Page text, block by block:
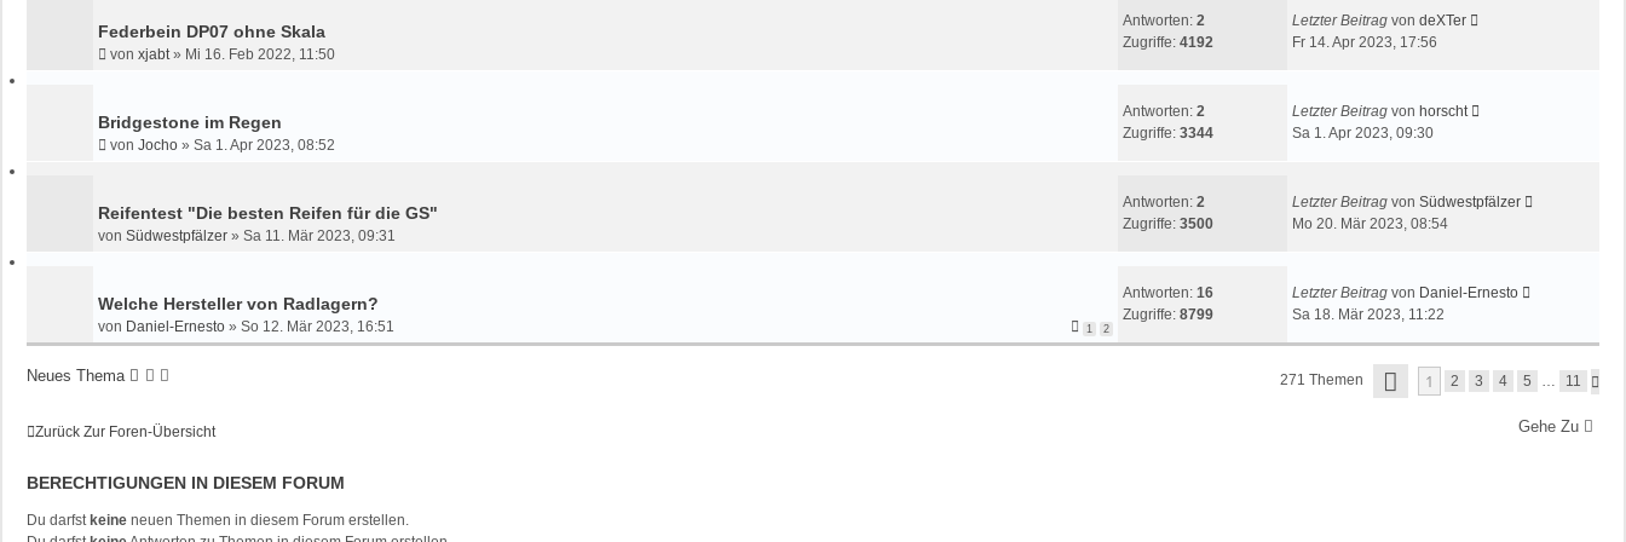
Federbein DP07 ohne Skala
von xjabt» Mi 16. Feb 2022, 11:50
Antworten: 2
Zugriffe: 4192
Letzter Beitrag von deXTer
Fr 14. Apr 2023, 17:56
Bridgestone im Regen
von Jocho » Sa 1. Apr 2023, 08:52
Antworten: 2
Zugriffe: 3344
Letzter Beitrag von horscht
Sa 1. Apr 2023, 09:30
Reifentest "Die besten Reifen für die GS"
von Südwestpfälzer » Sa 11. Mär 2023, 09:31
Antworten: 2
Zugriffe: 3500
Letzter Beitrag von Südwestpfälzer
Mo 20. Mär 2023, 08:54
Welche Hersteller von Radlagern?
von Daniel-Ernesto » So 12. Mär 2023, 16:51 1 2
Antworten: 16
Zugriffe: 8799
Letzter Beitrag von Daniel-Ernesto
Sa 18. Mär 2023, 11:22
Neues Thema 271 Themen 1 2 3 4 5 … 11
Zurück Zur Foren-Übersicht Gehe Zu
BERECHTIGUNGEN IN DIESEM FORUM
Du darfst keine neuen Themen in diesem Forum erstellen.